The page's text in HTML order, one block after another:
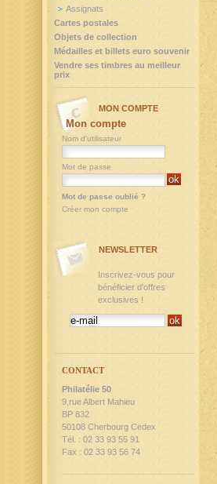
Assignats
Cartes postales
Objets de collection
Médailles et billets euro souvenir
Vendre ses timbres au meilleur
prix
MON COMPTE
Mon compte
Nom d'utilisateur
Mot de passe
Mot de passe oublié ?
Créer mon compte
NEWSLETTER
Inscrivez-vous pour
bénéficier d'offres
exclusives !
CONTACT
Philatélie 50
9,rue Albert Mahieu
BP 832
50108 Cherbourg Cedex
Tél. : 02 33 93 55 91
Fax : 02 33 93 56 74